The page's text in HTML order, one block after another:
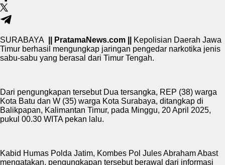
SURABAYA || PratamaNews.com ||
Kepolisian Daerah Jawa
Timur berhasil mengungkap jaringan pengedar narkotika jenis
sabu-sabu yang berasal dari Timur Tengah.
Dari pengungkapan tersebut Dua tersangka, REP (38) warga
Kota Batu dan W (35) warga Kota Surabaya, ditangkap di
Balikpapan, Kalimantan Timur, pada Minggu, 20 April 2025,
pukul 00.30 WITA pekan lalu.
Kabid Humas Polda Jatim, Kombes Pol Jules Abraham Abast
mengatakan, pengungkapan tersebut berawal dari informasi